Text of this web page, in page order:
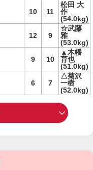
10 11
松田 大
作
(54.0kg)
12 9
☆武藤
雅
(53.0kg)
9 10
▲木幡
育也
(51.0kg)
6 7
△菊沢
一樹
(52.0kg)